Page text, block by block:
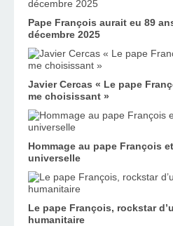
Pape François aurait eu 89
décembre 2025
Javier Cercas « Le pape
me choisissant »
Hommage au pape François
universelle
Le pape François, rockstar
humanitaire